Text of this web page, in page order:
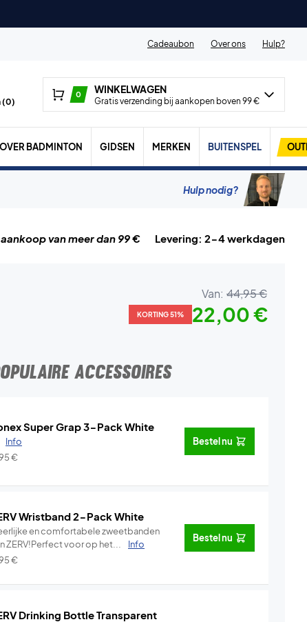
Cadeaubon
Over ons Hulp?
(0)
0 WINKELWAGEN
Gratis verzending bij aankopen boven 99 €
OVER BADMINTON GIDSEN MERKEN BUITENSPEL
Hulp nodig?
van meer dan 99 € Levering: 2-4 werkdagen
Van: 44,95 €
KORTING 51% 22,00 €
ACCESSOIRES
Super Grap 3-Pack White
Info
€
Bestel nu
Wristband 2-Pack White
en comfortabele zweetbanden
ZERV!Perfect voor op het...
Info
€
Bestel nu
Drinking Bottle Transparent